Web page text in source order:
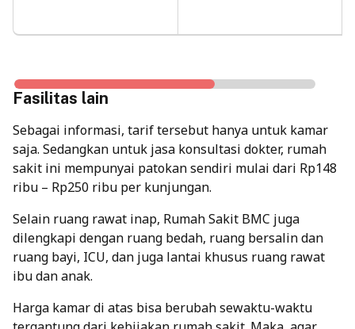
Fasilitas lain
Sebagai informasi, tarif tersebut hanya untuk kamar
saja. Sedangkan untuk jasa konsultasi dokter, rumah
sakit ini mempunyai patokan sendiri mulai dari Rp148
ribu – Rp250 ribu per kunjungan.
Selain ruang rawat inap, Rumah Sakit BMC juga
dilengkapi dengan ruang bedah, ruang bersalin dan
ruang bayi, ICU, dan juga lantai khusus ruang rawat
ibu dan anak.
Harga kamar di atas bisa berubah sewaktu-waktu